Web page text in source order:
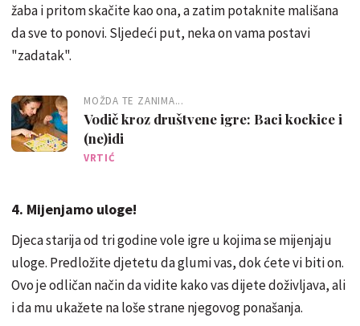
žaba i pritom skačite kao ona, a zatim potaknite mališana
da sve to ponovi. Sljedeći put, neka on vama postavi
"zadatak".
MOŽDA TE ZANIMA...
Vodič kroz društvene igre: Baci kockice i
(ne)idi
VRTIĆ
4. Mijenjamo uloge!
Djeca starija od tri godine vole igre u kojima se mijenjaju
uloge. Predložite djetetu da glumi vas, dok ćete vi biti on.
Ovo je odličan način da vidite kako vas dijete doživljava, ali
i da mu ukažete na loše strane njegovog ponašanja.